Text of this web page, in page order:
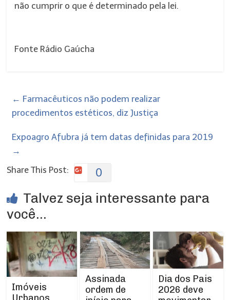
não cumprir o que é determinado pela lei.
Fonte Rádio Gaúcha
← Farmacêuticos não podem realizar
procedimentos estéticos, diz Justiça
Expoagro Afubra já tem datas definidas para 2019
→
Share This Post:
0
Talvez seja interessante para
você...
Imóveis
Assinada
ordem de
Dia dos Pais
2026 deve